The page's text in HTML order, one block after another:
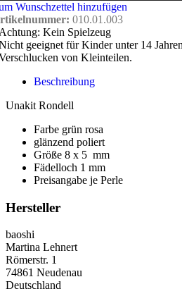
Wunschzettel hinzufügen
010.01.003
Kein Spielzeug
geeignet für Kinder unter 14
von Kleinteilen.
Beschreibung
Unakit Rondell
Farbe grün rosa
glänzend poliert
Größe 8 x 5 mm
Fädelloch 1 mm
Preisangabe je Perle
Hersteller
baoshi
Martina Lehnert
Römerstr. 1
74861 Neudenau
Deutschland